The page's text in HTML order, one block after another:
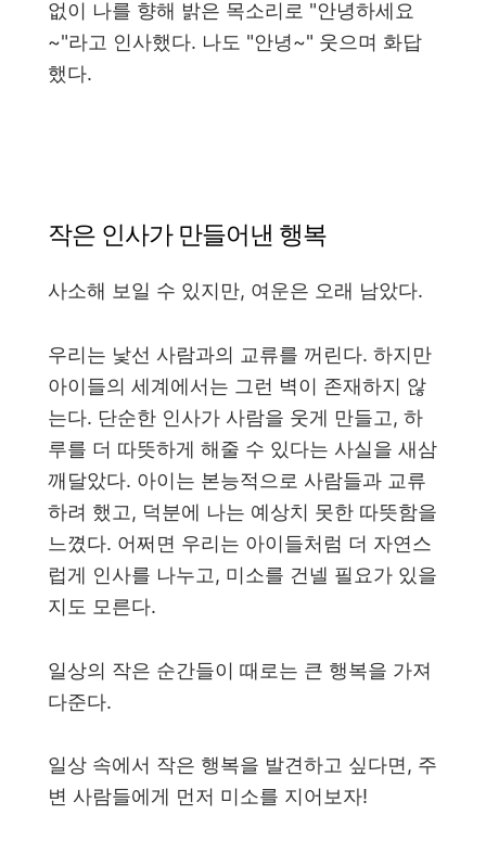
없이 나를 향해 밝은 목소리로 "안녕하세요
~"라고 인사했다. 나도 "안녕~" 웃으며 화답
했다.
작은 인사가 만들어낸 행복
사소해 보일 수 있지만, 여운은 오래 남았다.
우리는 낯선 사람과의 교류를 꺼린다. 하지만
아이들의 세계에서는 그런 벽이 존재하지 않
는다. 단순한 인사가 사람을 웃게 만들고, 하
루를 더 따뜻하게 해줄 수 있다는 사실을 새삼
깨달았다. 아이는 본능적으로 사람들과 교류
하려 했고, 덕분에 나는 예상치 못한 따뜻함을
느꼈다. 어쩌면 우리는 아이들처럼 더 자연스
럽게 인사를 나누고, 미소를 건넬 필요가 있을
지도 모른다.
일상의 작은 순간들이 때로는 큰 행복을 가져
다준다.
일상 속에서 작은 행복을 발견하고 싶다면, 주
변 사람들에게 먼저 미소를 지어보자!